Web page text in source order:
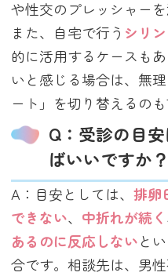
や性交のプレッシャー
また、自宅で行う シリ
的に活用するケースも
いと感じる場合は、無
ート」を切り替えるの
Q：受診の目
ばいいですか？
A：目安としては、排卵
できない、 中折れが続く
あるのに反応しないと
合です。相談先は、男